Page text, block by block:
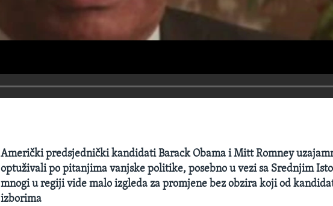
Američki predsjednički kandidati Barack Obama i Mitt Romney
optuživali po pitanjima vanjske politike, posebno u vezi sa Srednjim
mnogi u regiji vide malo izgleda za promjene bez obzira koji od
izborima